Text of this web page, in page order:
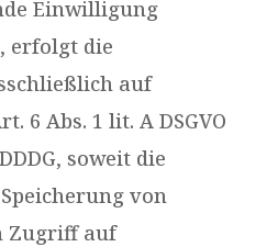
Einwilligung
erfolgt die
auf
6 Abs. 1 lit. A DSGVO
soweit die
von
Zugriff auf